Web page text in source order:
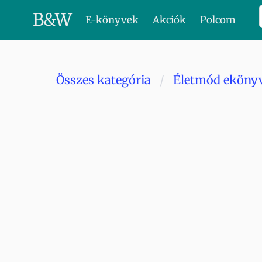
B&W E-könyvek Akciók Polcom
Összes kategória Életmód